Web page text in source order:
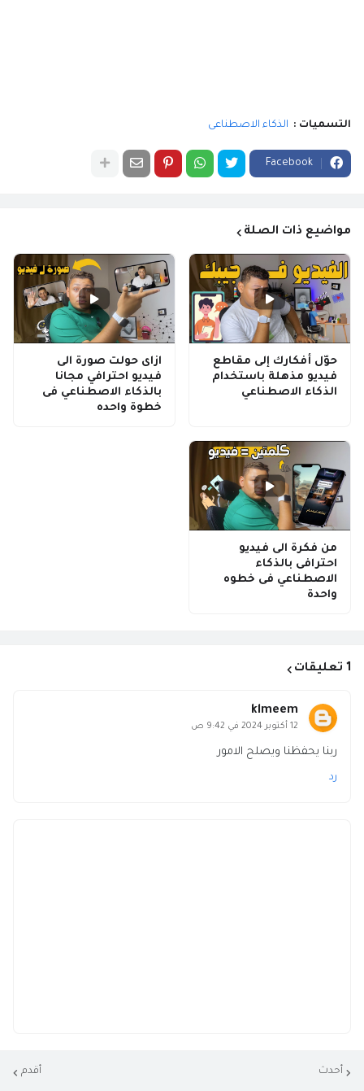
التسميات : الذكاء الاصطناعى
Facebook
مواضيع ذات الصلة
حوّل أفكارك إلى مقاطع
فيديو مذهلة باستخدام
الذكاء الاصطناعي
ازاى حولت صورة الى
فيديو احترافي مجانا
بالذكاء الاصطناعي فى
خطوة واحده
من فكرة الى فيديو
احترافى بالذكاء
الاصطناعي فى خطوه
واحدة
1 تعليقات
klmeem
12 أكتوبر 2024 في 9:42 ص
ربنا يحفظنا ويصلح الامور
رد
أحدث أقدم